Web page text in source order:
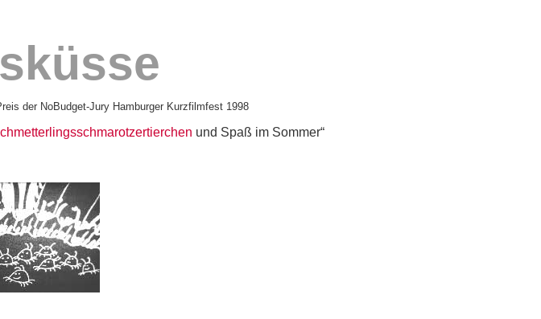
der NoBudget-Jury Hamburger Kurzfilmfest 1998
und Spaß im Sommer“